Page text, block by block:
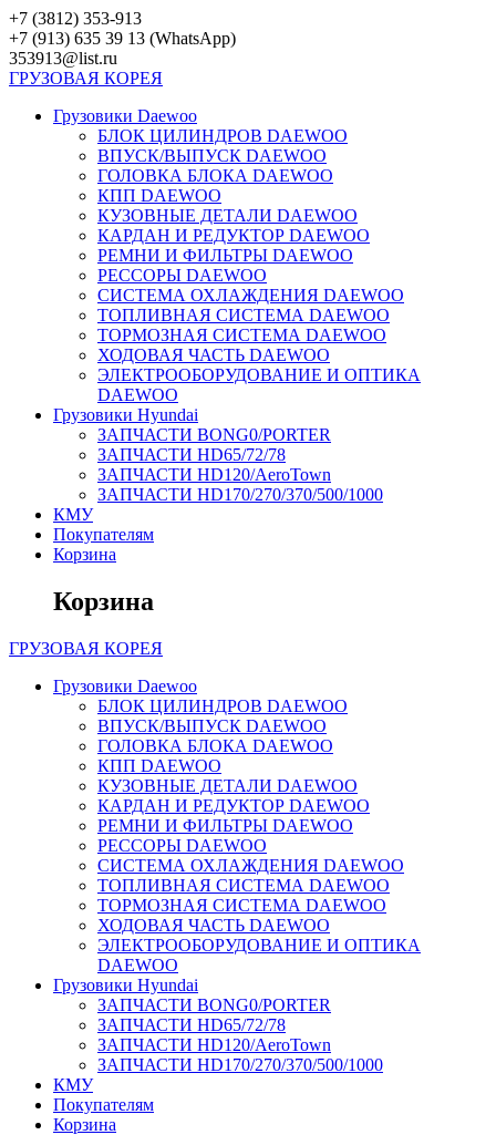
Перейти
к
контенту
+7 (3812) 353-913
+7 (913) 635 39 13 (WhatsApp)
353913@list.ru
ГРУЗОВАЯ КОРЕЯ
Грузовики Daewoo
БЛОК ЦИЛИНДРОВ DAEWOO
ВПУСК/ВЫПУСК DAEWOO
ГОЛОВКА БЛОКА DAEWOO
КПП DAEWOO
КУЗОВНЫЕ ДЕТАЛИ DAEWOO
КАРДАН И РЕДУКТОР DAEWOO
РЕМНИ И ФИЛЬТРЫ DAEWOO
РЕССОРЫ DAEWOO
СИСТЕМА ОХЛАЖДЕНИЯ DAEWOO
ТОПЛИВНАЯ СИСТЕМА DAEWOO
ТОРМОЗНАЯ СИСТЕМА DAEWOO
ХОДОВАЯ ЧАСТЬ DAEWOO
ЭЛЕКТРООБОРУДОВАНИЕ И ОПТИКА
DAEWOO
Грузовики Hyundai
ЗАПЧАСТИ BONG0/PORTER
ЗАПЧАСТИ HD65/72/78
ЗАПЧАСТИ HD120/AeroTown
ЗАПЧАСТИ HD170/270/370/500/1000
КМУ
Покупателям
Корзина
Корзина
ГРУЗОВАЯ КОРЕЯ
Грузовики Daewoo
БЛОК ЦИЛИНДРОВ DAEWOO
ВПУСК/ВЫПУСК DAEWOO
ГОЛОВКА БЛОКА DAEWOO
КПП DAEWOO
КУЗОВНЫЕ ДЕТАЛИ DAEWOO
КАРДАН И РЕДУКТОР DAEWOO
РЕМНИ И ФИЛЬТРЫ DAEWOO
РЕССОРЫ DAEWOO
СИСТЕМА ОХЛАЖДЕНИЯ DAEWOO
ТОПЛИВНАЯ СИСТЕМА DAEWOO
ТОРМОЗНАЯ СИСТЕМА DAEWOO
ХОДОВАЯ ЧАСТЬ DAEWOO
ЭЛЕКТРООБОРУДОВАНИЕ И ОПТИКА
DAEWOO
Грузовики Hyundai
ЗАПЧАСТИ BONG0/PORTER
ЗАПЧАСТИ HD65/72/78
ЗАПЧАСТИ HD120/AeroTown
ЗАПЧАСТИ HD170/270/370/500/1000
КМУ
Покупателям
Корзина